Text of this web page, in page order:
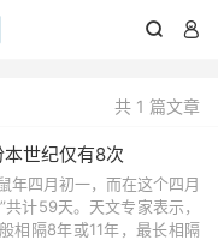
 
共 1 篇文章
本世纪仅有8次
年四月初一，而在这个四月
计59天。天文专家表示，
相隔8年或11年，最长相隔